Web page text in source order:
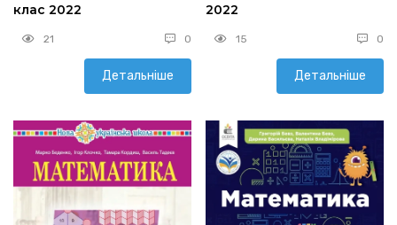
клас 2022
21 0
Детальніше
2022
15 0
Детальніше